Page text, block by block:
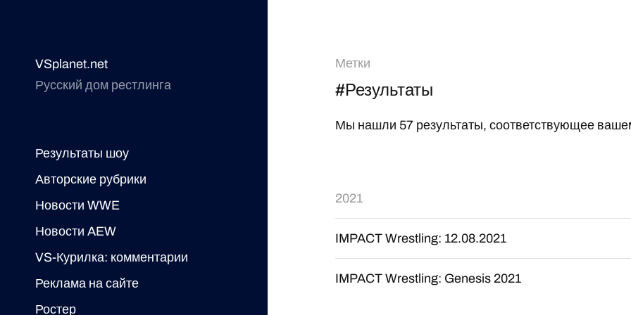
VSplanet.net
Русский дом рестлинга
Результаты шоу
Авторские рубрики
Новости WWE
Новости AEW
VS-Курилка: комментарии
Реклама на сайте
Ростер
Метки
#Результаты
Мы нашли 57 результаты, соответствующее
2021
IMPACT Wrestling: 12.08.2021
IMPACT Wrestling: Genesis 2021